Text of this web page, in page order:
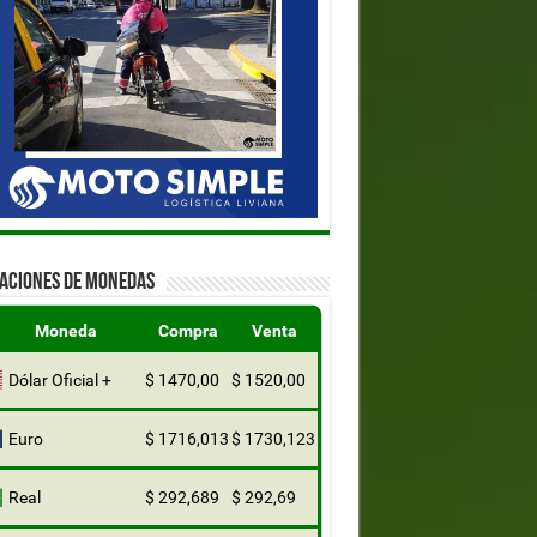
DE MONEDAS
Moneda Compra Venta
Dólar Oficial + $ 1470,00 $ 1520,00
Euro $ 1716,013$ 1730,123
Real $ 292,689 $ 292,69